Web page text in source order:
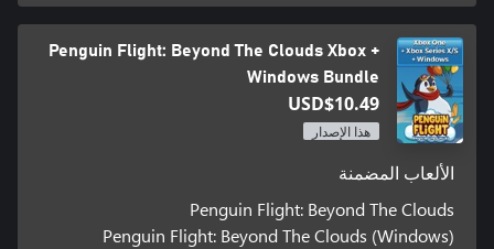
Penguin Flight: Beyond The Clouds Xbox +
Windows Bundle
USD$10.49
هذا الإصدار
الألعاب المضمنة
Penguin Flight: Beyond The Clouds
Penguin Flight: Beyond The Clouds (Windows)